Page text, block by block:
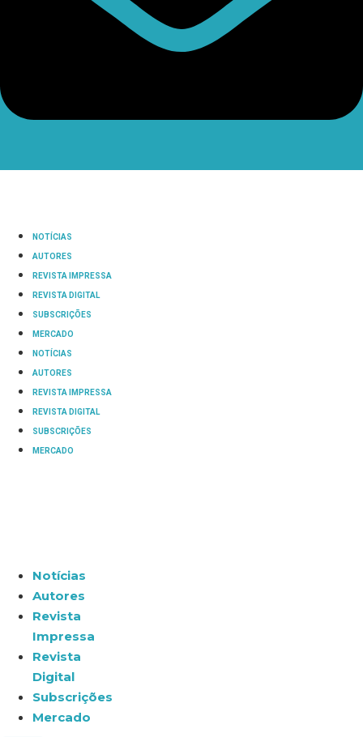
NOTÍCIAS
AUTORES
REVISTA IMPRESSA
REVISTA DIGITAL
SUBSCRIÇÕES
MERCADO
NOTÍCIAS
AUTORES
REVISTA IMPRESSA
REVISTA DIGITAL
SUBSCRIÇÕES
MERCADO
Notícias
Autores
Revista
Impressa
Revista
Digital
Subscrições
Mercado